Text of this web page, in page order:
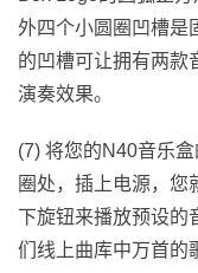
外四个小圆圈凹槽是
的凹槽可让拥有两款
演奏效果。
(7) 将您的N40音乐
圈处，插上电源，您
下旋钮来播放预设的
们线上曲库中万首的